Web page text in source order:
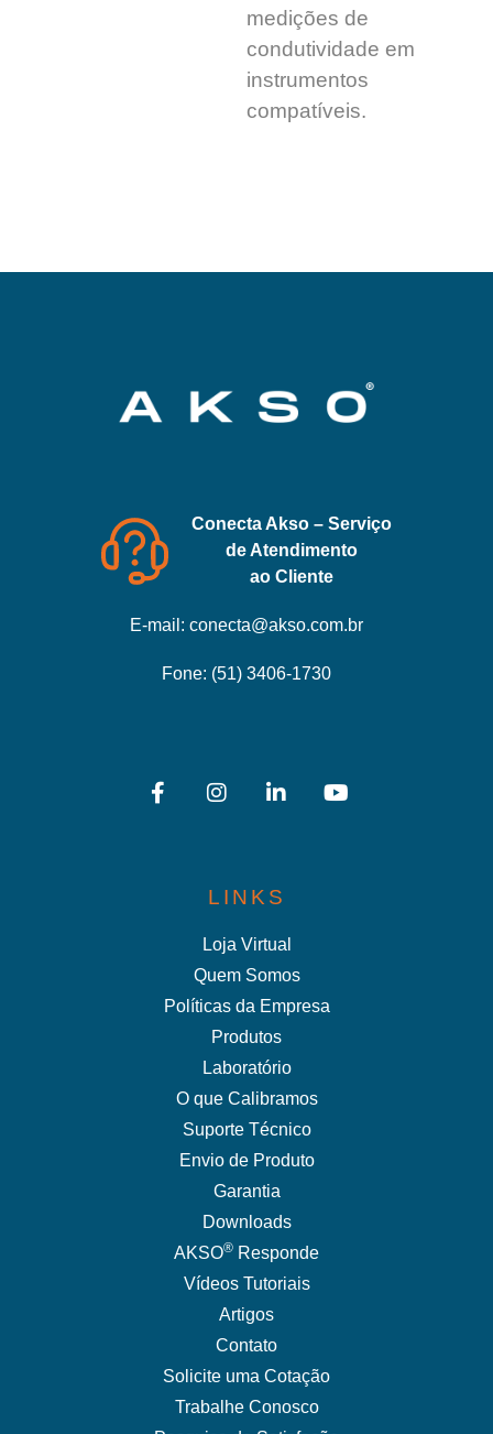
medições de
condutividade em
instrumentos
compatíveis.
Conecta Akso – Serviço
de Atendimento
ao Cliente
E-mail: conecta@akso.com.br
Fone: (51) 3406-1730
LINKS
Loja Virtual
Quem Somos
Políticas da Empresa
Produtos
Laboratório
O que Calibramos
Suporte Técnico
Envio de Produto
Garantia
Downloads
AKSO® Responde
Vídeos Tutoriais
Artigos
Contato
Solicite uma Cotação
Trabalhe Conosco